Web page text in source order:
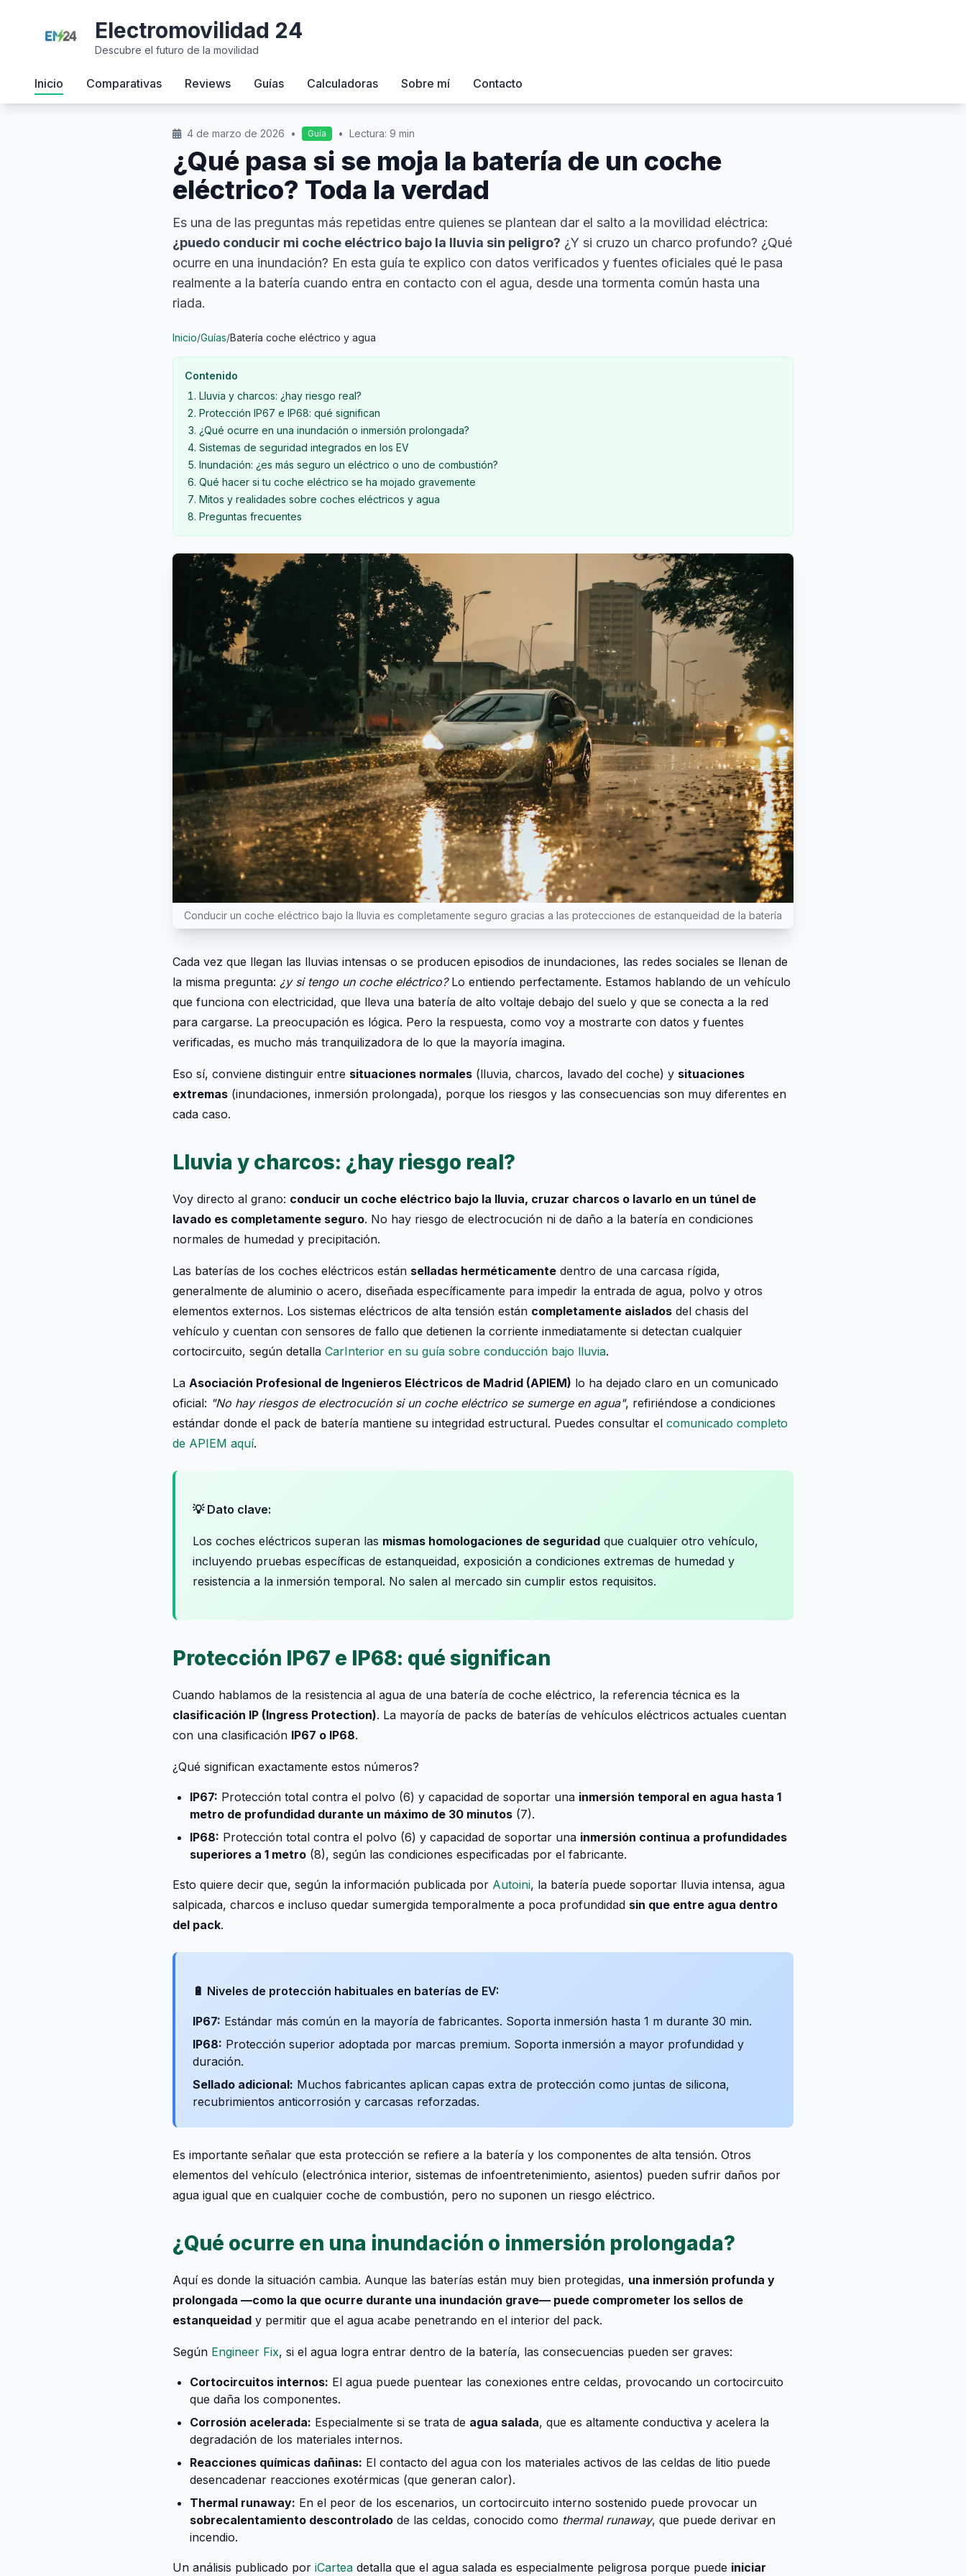
Electromovilidad 24
Descubre el futuro de la movilidad
Inicio Comparativas Reviews Guías Calculadoras Sobre mí Contacto
4 de marzo de 2026 • Guía • Lectura: 9 min
¿Qué pasa si se moja la batería de un coche
eléctrico? Toda la verdad
Es una de las preguntas más repetidas entre quienes se plantean dar el salto a la movilidad eléctrica:
¿puedo conducir mi coche eléctrico bajo la lluvia sin peligro? ¿Y si cruzo un charco profundo? ¿Qué
ocurre en una inundación? En esta guía te explico con datos verificados y fuentes oficiales qué le pasa
realmente a la batería cuando entra en contacto con el agua, desde una tormenta común hasta una
riada.
Inicio/Guías/Batería coche eléctrico y agua
Contenido
Lluvia y charcos: ¿hay riesgo real?
Protección IP67 e IP68: qué significan
¿Qué ocurre en una inundación o inmersión prolongada?
Sistemas de seguridad integrados en los EV
Inundación: ¿es más seguro un eléctrico o uno de combustión?
Qué hacer si tu coche eléctrico se ha mojado gravemente
Mitos y realidades sobre coches eléctricos y agua
Preguntas frecuentes
Conducir un coche eléctrico bajo la lluvia es completamente seguro gracias a las protecciones de estanqueidad de la batería
Cada vez que llegan las lluvias intensas o se producen episodios de inundaciones, las redes sociales se llenan de
la misma pregunta: ¿y si tengo un coche eléctrico?Lo entiendo perfectamente. Estamos hablando de un vehículo
que funciona con electricidad, que lleva una batería de alto voltaje debajo del suelo y que se conecta a la red
para cargarse. La preocupación es lógica. Pero la respuesta, como voy a mostrarte con datos y fuentes
verificadas, es mucho más tranquilizadora de lo que la mayoría imagina.
Eso sí, conviene distinguir entre situaciones normales (lluvia, charcos, lavado del coche) y situaciones
extremas (inundaciones, inmersión prolongada), porque los riesgos y las consecuencias son muy diferentes en
cada caso.
Lluvia y charcos: ¿hay riesgo real?
Voy directo al grano: conducir un coche eléctrico bajo la lluvia, cruzar charcos o lavarlo en un túnel de
lavado es completamente seguro. No hay riesgo de electrocución ni de daño a la batería en condiciones
normales de humedad y precipitación.
Las baterías de los coches eléctricos están selladas herméticamente dentro de una carcasa rígida,
generalmente de aluminio o acero, diseñada específicamente para impedir la entrada de agua, polvo y otros
elementos externos. Los sistemas eléctricos de alta tensión están completamente aislados del chasis del
vehículo y cuentan con sensores de fallo que detienen la corriente inmediatamente si detectan cualquier
cortocircuito, según detalla CarInterior en su guía sobre conducción bajo lluvia.
La Asociación Profesional de Ingenieros Eléctricos de Madrid (APIEM) lo ha dejado claro en un comunicado
oficial: "No hay riesgos de electrocución si un coche eléctrico se sumerge en agua", refiriéndose a condiciones
estándar donde el pack de batería mantiene su integridad estructural. Puedes consultar el comunicado completo
de APIEM aquí.
💡 Dato clave:
Los coches eléctricos superan las mismas homologaciones de seguridad que cualquier otro vehículo,
incluyendo pruebas específicas de estanqueidad, exposición a condiciones extremas de humedad y
resistencia a la inmersión temporal. No salen al mercado sin cumplir estos requisitos.
Protección IP67 e IP68: qué significan
Cuando hablamos de la resistencia al agua de una batería de coche eléctrico, la referencia técnica es la
clasificación IP (Ingress Protection). La mayoría de packs de baterías de vehículos eléctricos actuales cuentan
con una clasificación IP67 o IP68.
¿Qué significan exactamente estos números?
IP67: Protección total contra el polvo (6) y capacidad de soportar una inmersión temporal en agua hasta 1
metro de profundidad durante un máximo de 30 minutos (7).
IP68: Protección total contra el polvo (6) y capacidad de soportar una inmersión continua a profundidades
superiores a 1 metro (8), según las condiciones especificadas por el fabricante.
Esto quiere decir que, según la información publicada por Autoini, la batería puede soportar lluvia intensa, agua
salpicada, charcos e incluso quedar sumergida temporalmente a poca profundidad sin que entre agua dentro
del pack.
🔋 Niveles de protección habituales en baterías de EV:
IP67: Estándar más común en la mayoría de fabricantes. Soporta inmersión hasta 1 m durante 30 min.
IP68: Protección superior adoptada por marcas premium. Soporta inmersión a mayor profundidad y
duración.
Sellado adicional: Muchos fabricantes aplican capas extra de protección como juntas de silicona,
recubrimientos anticorrosión y carcasas reforzadas.
Es importante señalar que esta protección se refiere a la batería y los componentes de alta tensión. Otros
elementos del vehículo (electrónica interior, sistemas de infoentretenimiento, asientos) pueden sufrir daños por
agua igual que en cualquier coche de combustión, pero no suponen un riesgo eléctrico.
¿Qué ocurre en una inundación o inmersión prolongada?
Aquí es donde la situación cambia. Aunque las baterías están muy bien protegidas, una inmersión profunda y
prolongada —como la que ocurre durante una inundación grave— puede comprometer los sellos de
estanqueidad y permitir que el agua acabe penetrando en el interior del pack.
Según Engineer Fix, si el agua logra entrar dentro de la batería, las consecuencias pueden ser graves:
Cortocircuitos internos: El agua puede puentear las conexiones entre celdas, provocando un cortocircuito
que daña los componentes.
Corrosión acelerada: Especialmente si se trata de agua salada, que es altamente conductiva y acelera la
degradación de los materiales internos.
Reacciones químicas dañinas: El contacto del agua con los materiales activos de las celdas de litio puede
desencadenar reacciones exotérmicas (que generan calor).
Thermal runaway: En el peor de los escenarios, un cortocircuito interno sostenido puede provocar un
sobrecalentamiento descontrolado de las celdas, conocido como thermal runaway, que puede derivar en
incendio.
Un análisis publicado por iCartea detalla que el agua salada es especialmente peligrosa porque puede iniciar